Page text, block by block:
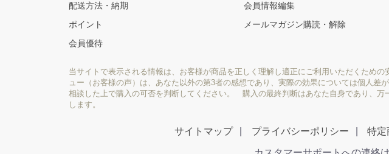
配送方法・納期
ポイント
会員優待
会員情報編集
メールマガジン購読・解除
当サイトで表示される情報は、お客様が商品を正しく理解し適正にご利用いただくため
ュー（お客様の声）は、あなた以外の第3者の感想であり、実際の効果については個人
相談した上で購入の可否を判断してください。 購入の最終判断はあなた自身であり、
します。
サイトマップ プライバシーポリシー 特定